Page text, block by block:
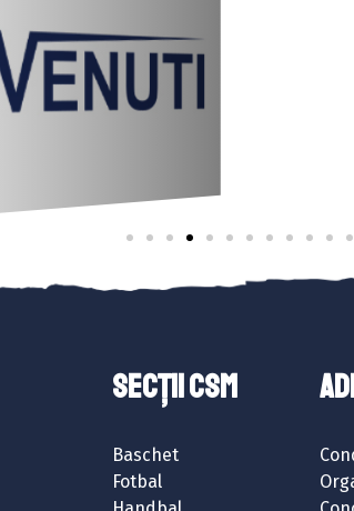
SECȚII CSM
Baschet
Fotbal